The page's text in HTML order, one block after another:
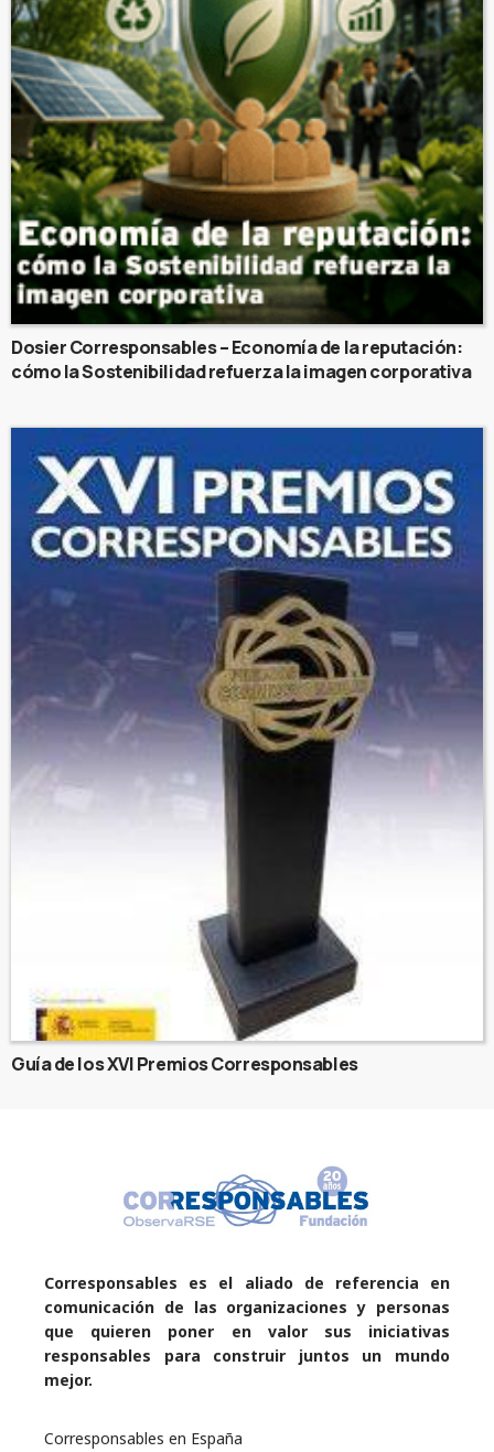
Dosier Corresponsables – Economía de la reputación:
cómo la Sostenibilidad refuerza la imagen corporativa
Guía de los XVI Premios Corresponsables
Corresponsables es el aliado de referencia en
comunicación de las organizaciones y personas
que quieren poner en valor sus iniciativas
responsables para construir juntos un mundo
mejor.
Corresponsables en España